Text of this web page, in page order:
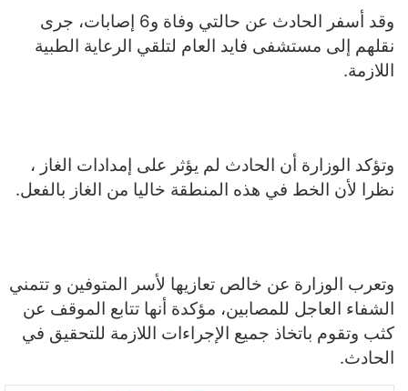
وقد أسفر الحادث عن حالتي وفاة و6 إصابات، جرى
نقلهم إلى مستشفى فايد العام لتلقي الرعاية الطبية
اللازمة.
وتؤكد الوزارة أن الحادث لم يؤثر على إمدادات الغاز ،
نظرا لأن الخط في هذه المنطقة خاليا من الغاز بالفعل.
وتعرب الوزارة عن خالص تعازيها لأسر المتوفين و تتمني
الشفاء العاجل للمصابين، مؤكدة أنها تتابع الموقف عن
كثب وتقوم باتخاذ جميع الإجراءات اللازمة للتحقيق في
الحادث.